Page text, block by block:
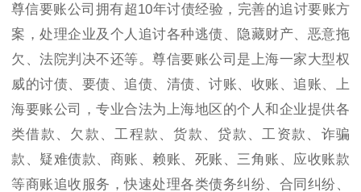
尊信要账公司拥有超10年讨债经验，完善的追讨要账方
案，处理企业及个人追讨各种逃债、隐藏财产、恶意拖
欠、法院判决不还等。尊信要账公司是上海一家大型权
威的讨债、要债、追债、清债、讨账、收账、追账、上
海要账公司，专业合法为上海地区的个人和企业提供各
类借款、欠款、工程款、货款、贷款、工资款、诈骗
款、疑难债款、商账、赖账、死账、三角账、应收账款
等商账追收服务，快速处理各类债务纠纷、合同纠纷、